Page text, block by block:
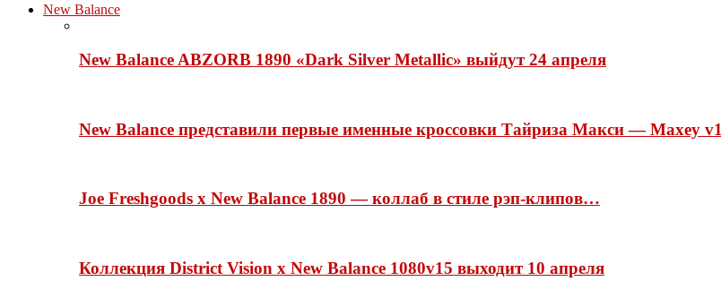
New Balance
New Balance ABZORB 1890 «Dark Silver Metallic» выйдут 24 апреля
New Balance представили первые именные кроссовки Тайриза Макси — Maxey v1
Joe Freshgoods x New Balance 1890 — коллаб в стиле рэп-клипов…
Коллекция District Vision x New Balance 1080v15 выходит 10 апреля